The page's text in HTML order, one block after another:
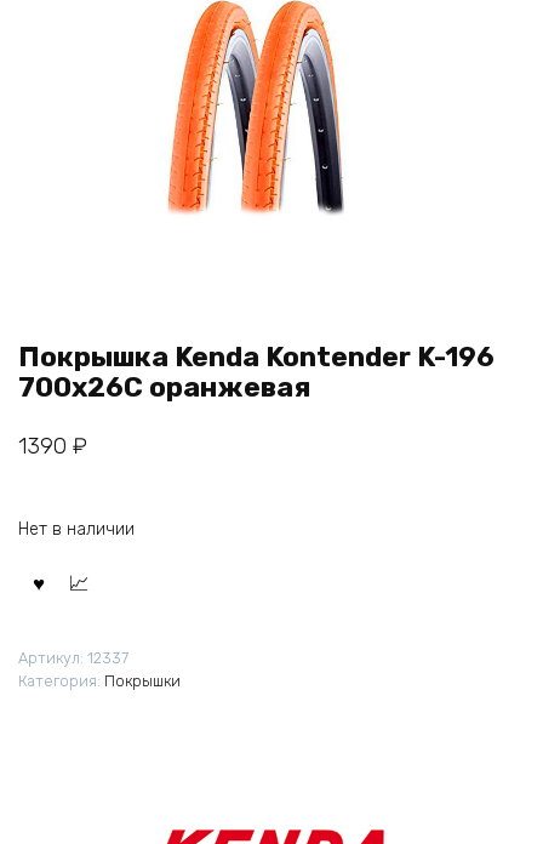
Покрышка Kenda Kontender K-196
700x26С оранжевая
1390 ₽
Нет в наличии
Артикул: 12337
Категория: Покрышки